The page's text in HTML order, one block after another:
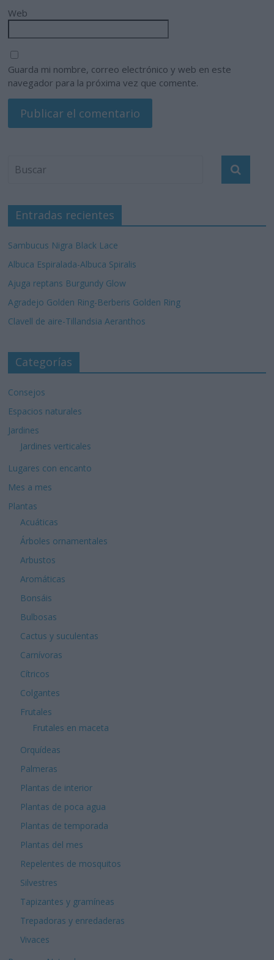
Web
Guarda mi nombre, correo electrónico y web en este
navegador para la próxima vez que comente.
Entradas recientes
Sambucus Nigra Black Lace
Albuca Espiralada-Albuca Spiralis
Ajuga reptans Burgundy Glow
Agradejo Golden Ring-Berberis Golden Ring
Clavell de aire-Tillandsia Aeranthos
Categorías
Consejos
Espacios naturales
Jardines
Jardines verticales
Lugares con encanto
Mes a mes
Plantas
Acuáticas
Árboles ornamentales
Arbustos
Aromáticas
Bonsáis
Bulbosas
Cactus y suculentas
Carnívoras
Cítricos
Colgantes
Frutales
Frutales en maceta
Orquídeas
Palmeras
Plantas de interior
Plantas de poca agua
Plantas de temporada
Plantas del mes
Repelentes de mosquitos
Silvestres
Tapizantes y gramíneas
Trepadoras y enredaderas
Vivaces